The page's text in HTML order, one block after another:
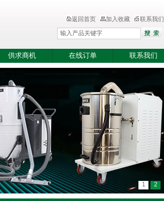
返回首页 加入收藏 联系我们
供求商机 在线订单 联系我们
1 2